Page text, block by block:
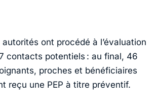
ont procédé à l’évaluation
contacts potentiels : au final, 46
proches et bénéficiaires
reçu une PEP à titre préventif.